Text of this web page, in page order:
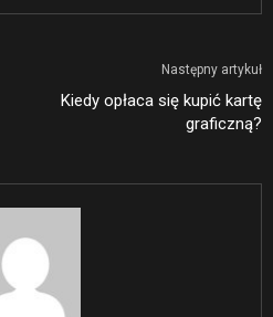
Następny artykuł
Kiedy opłaca się kupić kartę
graficzną?